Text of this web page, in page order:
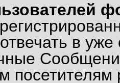
в
посетителям